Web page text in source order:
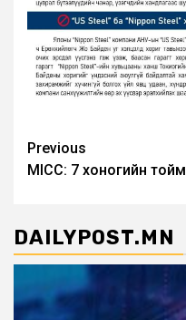
Post
navigation
Previous
MICC: 7 хоногийн тойм
DAILYPOST.MN